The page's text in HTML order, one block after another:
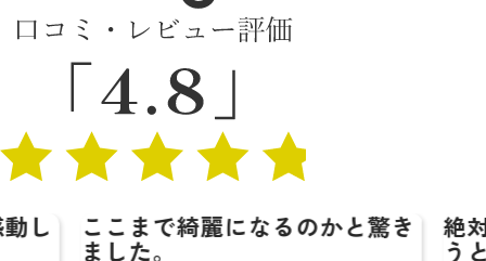
麗になるのかと驚き 絶対に鞄色屋さん